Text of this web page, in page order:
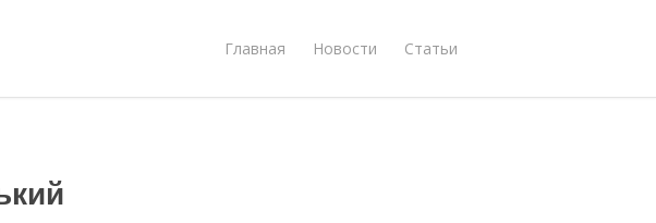
Главная Новости Статьи